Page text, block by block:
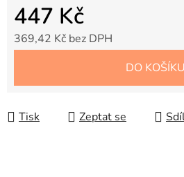
447 Kč
369,42 Kč bez DPH
DO KOŠÍKU
Tisk Zeptat se